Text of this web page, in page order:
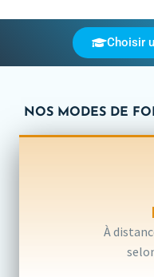
Choisir
NOS MODES DE
À